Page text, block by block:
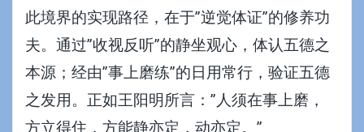
此境界的实现路径，在于”逆觉体证”的修养功
夫。通过”收视反听”的静坐观心，体认五德之
本源；经由”事上磨练”的日用常行，验证五德
之发用。正如王阳明所言：”人须在事上磨，
方立得住，方能静亦定，动亦定。”